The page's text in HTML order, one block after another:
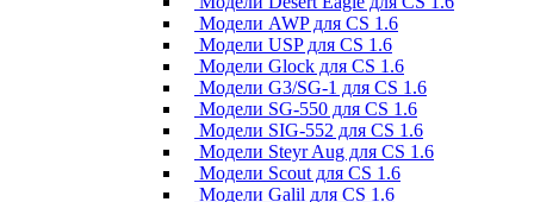
Модели AWP для CS 1.6
Модели USP для CS 1.6
Модели Glock для CS 1.6
Модели G3/SG-1 для CS 1.6
Модели SG-550 для CS 1.6
Модели SIG-552 для CS 1.6
Модели Steyr Aug для CS 1.6
Модели Scout для CS 1.6
Модели Galil для CS 1.6